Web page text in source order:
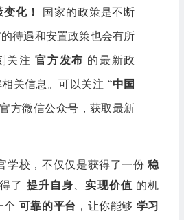
化！ 国家的政策是不断
待遇和安置政策也会有所
关注官方发布 的最新政
关信息。可以关注 “中国
方微信公众号，获取最新
学校，不仅仅是获得了一份稳
了 提升自身 、实现价值 的机
个 可靠的平台 ，让你能够 学习